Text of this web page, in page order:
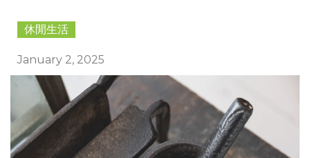
休閒生活
January 2, 2025